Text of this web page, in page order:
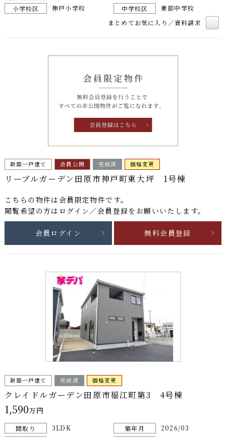
小学校区
神戸小学校 中学校区
東部中学校
まとめてお気に入り／資料請求
新築一戸建て 会員公開 完成済 価格変更
リーブルガーデン田原市神戸町東大坪 1号棟
こちらの物件は 会員限定物件です。
閲覧希望の方はログイン／会員登録をお願いいたします。
会員ログイン 無料会員登録
新築一戸建て 完成済 価格変更
クレイドルガーデン田原市福江町第3 4号棟
1,590万円
間取り 3LDK 築年月
2026/03